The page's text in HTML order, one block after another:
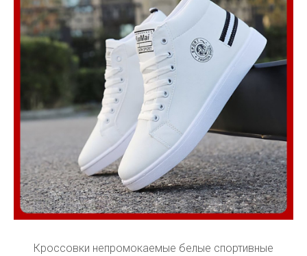
Кроссовки непромокаемые белые спортивные